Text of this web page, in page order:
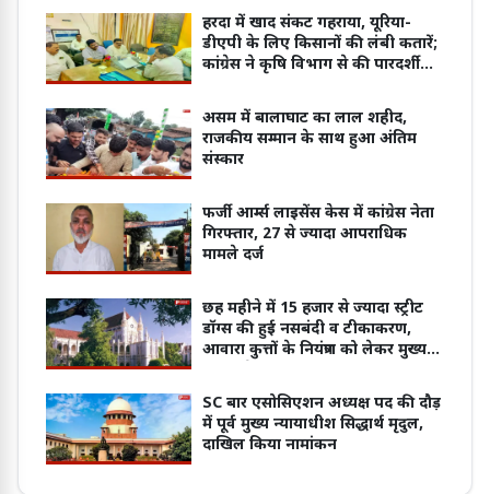
हरदा में खाद संकट गहराया, यूरिया-
डीएपी के लिए किसानों की लंबी कतारें;
कांग्रेस ने कृषि विभाग से की पारदर्शी
असम में बालाघाट का लाल शहीद,
राजकीय सम्मान के साथ हुआ अंतिम
संस्कार
फर्जी आर्म्स लाइसेंस केस में कांग्रेस नेता
गिरफ्तार, 27 से ज्यादा आपराधिक
मामले दर्ज
छह महीने में 15 हजार से ज्यादा स्ट्रीट
डॉग्स की हुई नसबंदी व टीकाकरण,
आवारा कुत्तों के नियंत्रण को लेकर मुख्य
SC बार एसोसिएशन अध्यक्ष पद की दौड़
में पूर्व मुख्य न्यायाधीश सिद्धार्थ मृदुल,
दाखिल किया नामांकन